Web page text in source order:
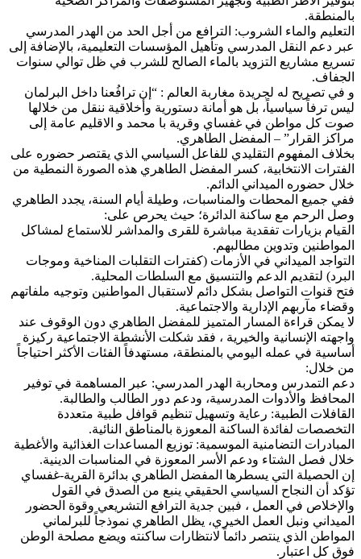
بالمنطقة.
التعليم والماء الشروب: الترافع من أجل الحد من الهدر المدرسي
عبر دعم النقل المدرسي وتأهيل المؤسسات التعليمية، بالإضافة إلى
تسريع مشاريع التزويد بالماء الصالح للشرب في ظل توالي سنوات
الجفاف.
و في تصريح له لجريدة مغاربة العالم : “إن ترافُعنا داخل البرلمان
ليس ترفاً سياسياً، بل هو أمانة دستورية وأخلاقية ننقل من خلالها
صوت كل مواطن في غفساي وقرية با محمد و الاقليم عامة إلى
مراكز القرار” – المفضل الطاهري.
بخلاف المفهوم التقليدي للفاعل السياسي الذي يقتصر حضوره على
الفترات الانتخابية، كسر المفضل الطاهري هذه الصورة النمطية من
خلال حضوره الميداني الدائم.
ففي جميع المحطات والمناسبات، وطيلة أيام السنة، يجدد الطاهري
وصل الرحم مع ساكنة الدائرة؛ حيث يحرص على:
القيام بزيارات تفقدية مباشرة للقرى والمداشر للاستماع لمشاكل
المواطنين وتدوين مطالبهم.
التواجد الميداني في الأزمات (كفترات التقلبات المناخية وموجات
البرد) لتقديم الدعم والتنسيق مع السلطات المحلية.
فتح قنوات التواصل بشكل دائم لاستقبال المواطنين وتوجيه ملفاتهم
وقضاء مآربهم الإدارية والاجتماعية.
لا يمكن قراءة المسار المتميز للمفضل الطاهري دون الوقوف عند
واجهته الإنسانية والخيرية ، فقد شكلت الأنشطة الاجتماعية ركيزة
أساسية في عمله اليومي بالمنطقة، مستهدفاً الفئات الأكثر احتياجاً
من خلال:
دعم التمدرس ومحاربة الهدر المدرسي: عبر المساهمة في توفير
المحافظ والأدوات المدرسية، ودعم دور الطالب والطالبة.
القافلات الطبية: رعاية وتسهيل تنظيم قوافل طبية متعددة
التخصصات لفائدة الساكنة المعوزة بالمناطق النائية.
المبادرات التضامنية الموسمية: توزيع المساعدات الغذائية والأغطية
خلال فصل الشتاء ودعم الأسر المعوزة في المناسبات الدينية.
إن الحصيلة التي يسطرها المفضل الطاهري بدائرة القرية-غفساي
تؤكد أن النجاح السياسي الحقيقي ينبع من الصدق في القول
والإخلاص في العمل ، فبين جدية الترافع التشريعي وقوة الحضور
الميداني ونبل العمل الخيري، يظل الطاهري نموذجاً للبرلماني
المواطن الذي ينتصر دائماً لانتظارات ساكنته ويضع مصلحة الوطن
فوق كل اعتبار.